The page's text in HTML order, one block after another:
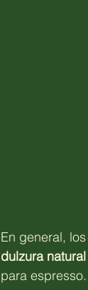
En general,
dulzura natural
para espresso.